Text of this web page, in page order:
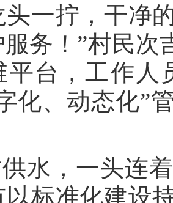
头一拧，干净
服务！”村民
平台，工作人
化、动态化”
水，一头连
以标准化建设